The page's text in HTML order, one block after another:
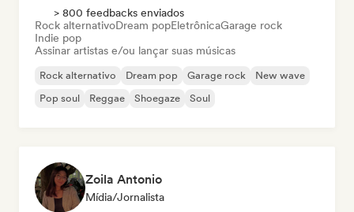
> 800 feedbacks enviados
Rock alternativoDream popEletrônicaGarage rock
Indie pop
Assinar artistas e/ou lançar suas músicas
Rock alternativo Dream pop Garage rock
New wave
Pop soul
Reggae Shoegaze Soul
Zoila Antonio
Mídia/Jornalista